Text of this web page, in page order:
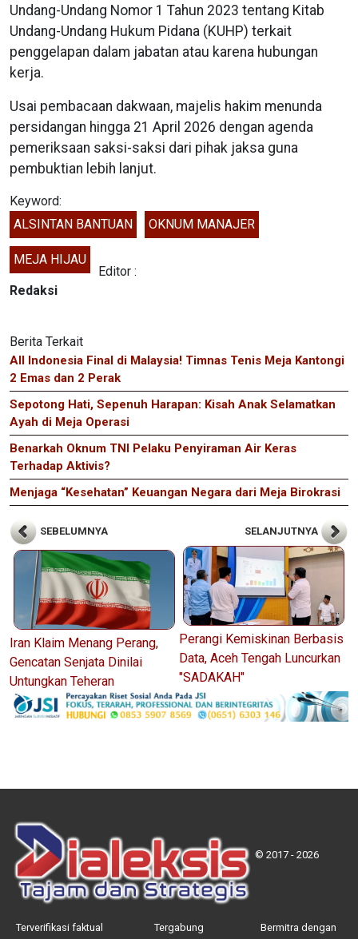
Undang-Undang Nomor 1 Tahun 2023 tentang Kitab
Undang-Undang Hukum Pidana (KUHP) terkait
penggelapan dalam jabatan atau karena hubungan
kerja.
Usai pembacaan dakwaan, majelis hakim menunda
persidangan hingga 21 April 2026 dengan agenda
pemeriksaan saksi-saksi dari pihak jaksa guna
pembuktian lebih lanjut.
Keyword:
ALSINTAN BANTUAN
OKNUM MANAJER
MEJA HIJAU
Editor :
Redaksi
Berita Terkait
All Indonesia Final di Malaysia! Timnas Tenis Meja Kantongi
2 Emas dan 2 Perak
Sepotong Hati, Sepenuh Harapan: Kisah Anak Selamatkan
Ayah di Meja Operasi
Benarkah Oknum TNI Pelaku Penyiraman Air Keras
Terhadap Aktivis?
Menjaga “Kesehatan” Keuangan Negara dari Meja Birokrasi
SEBELUMNYA
Iran Klaim Menang Perang,
Gencatan Senjata Dinilai
Untungkan Teheran
SELANJUTNYA
Perangi Kemiskinan Berbasis
Data, Aceh Tengah Luncurkan
"SADAKAH"
© 2017 - 2026
Terverifikasi faktual Tergabung Bermitra dengan